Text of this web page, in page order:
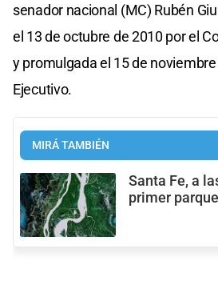
senador nacional (MC) Rubén
el 13 de octubre de 2010 por el
y promulgada el 15 de
Ejecutivo.
MIRÁ TAMBIÉN
Santa Fe, a
primer